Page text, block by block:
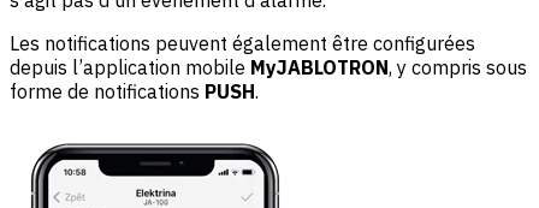
Les notifications peuvent également être configurées
depuis l’application mobile MyJABLOTRON, y compris sous
forme de notifications PUSH.